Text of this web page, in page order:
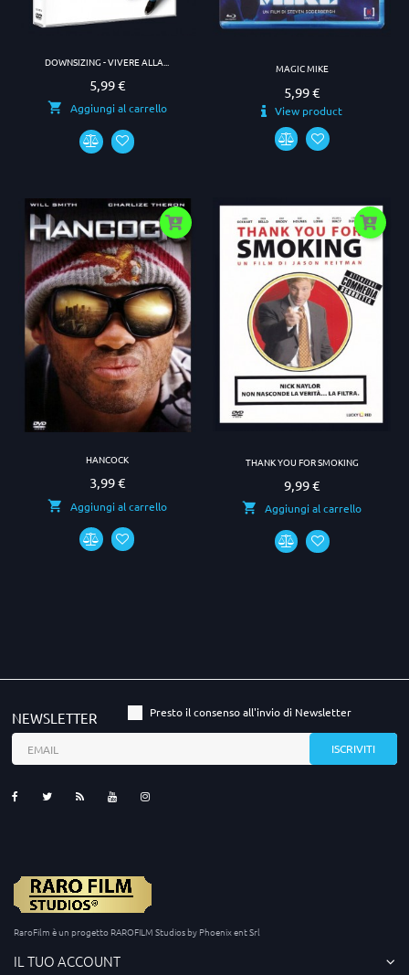
DOWNSIZING - VIVERE ALLA...
Prezzo
5,99 €
Aggiungi al carrello
MAGIC MIKE
Prezzo
5,99 €
View product
HANCOCK
Prezzo
3,99 €
Aggiungi al carrello
THANK YOU FOR SMOKING
Prezzo
9,99 €
Aggiungi al carrello
NEWSLETTER Presto il consenso all'invio di Newsletter
RaroFilm è un progetto RAROFILM Studios by Phoenix ent Srl
IL TUO ACCOUNT